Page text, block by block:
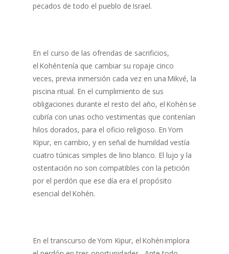
pecados de todo el pueblo de Israel.
En el curso de las ofrendas de sacrificios,
el Kohén tenía que cambiar su ropaje cinco
veces, previa inmersión cada vez en una Mikvé, la
piscina ritual. En el cumplimiento de sus
obligaciones durante el resto del año, el Kohén se
cubría con unas ocho vestimentas que contenían
hilos dorados, para el oficio religioso. En Yom
Kipur, en cambio, y en señal de humildad vestía
cuatro túnicas simples de lino blanco. El lujo y la
ostentación no son compatibles con la petición
por el perdón que ese día era el propósito
esencial del Kohén.
En el transcurso de Yom Kipur, el Kohén implora